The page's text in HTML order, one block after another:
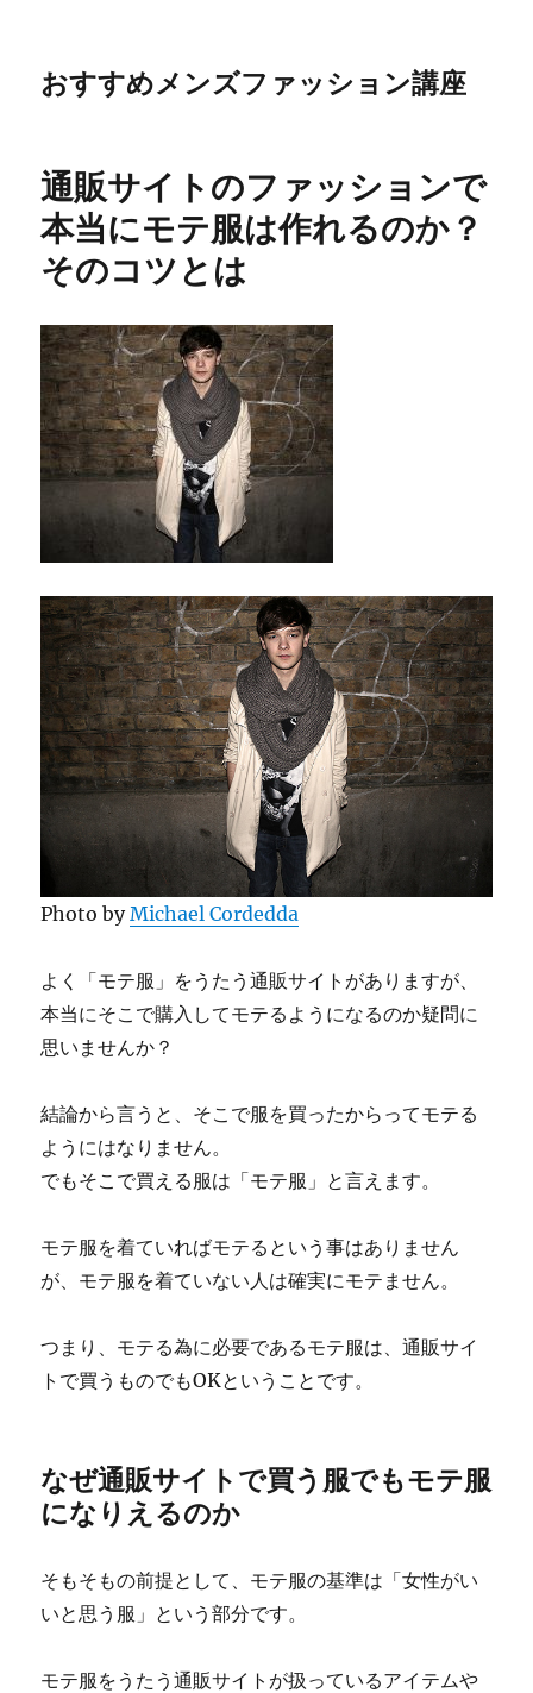
おすすめメンズファッション講座
通販サイトのファッションで
本当にモテ服は作れるのか？
そのコツとは
Photo byMichael Cordedda
よく「モテ服」をうたう通販サイトがありますが、
本当にそこで購入してモテるようになるのか疑問に
思いませんか？
結論から言うと、そこで服を買ったからってモテる
ようにはなりません。
でもそこで買える服は「モテ服」と言えます。
モテ服を着ていればモテるという事はありません
が、モテ服を着ていない人は確実にモテません。
つまり、モテる為に必要であるモテ服は、通販サイ
トで買うものでもOKということです。
なぜ通販サイトで買う服でもモテ服
になりえるのか
そもそもの前提として、モテ服の基準は「女性がい
いと思う服」という部分です。
モテ服をうたう通販サイトが扱っているアイテムや